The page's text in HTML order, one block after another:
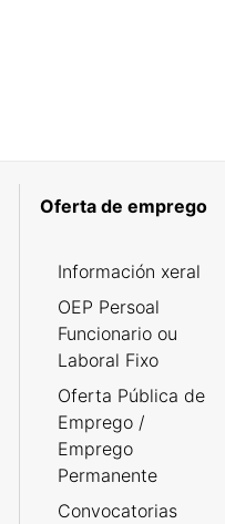
Oferta de emprego
Información xeral
OEP Persoal
Funcionario ou
Laboral Fixo
Oferta Pública de
Emprego /
Emprego
Permanente
Convocatorias